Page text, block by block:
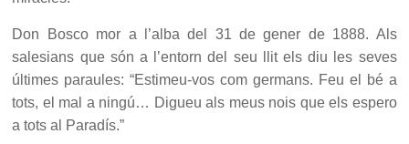
Don Bosco mor a l’alba del 31 de gener de 1888. Als
salesians que són a l’entorn del seu llit els diu les seves
últimes paraules: “Estimeu-vos com germans. Feu el bé a
tots, el mal a ningú… Digueu als meus nois que els espero
a tots al Paradís.”